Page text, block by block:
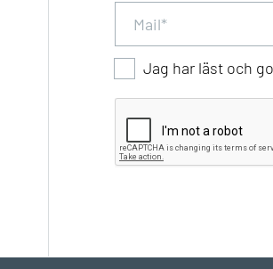
Jag har läst och